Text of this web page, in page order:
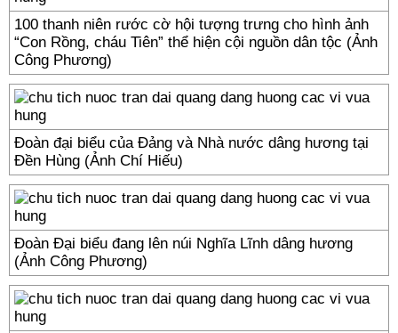
100 thanh niên rước cờ hội tượng trưng cho hình ảnh
“Con Rồng, cháu Tiên” thể hiện cội nguồn dân tộc (Ảnh
Công Phương)
Đoàn đại biểu của Đảng và Nhà nước dâng hương tại
Đền Hùng (Ảnh Chí Hiếu)
Đoàn Đại biểu đang lên núi Nghĩa Lĩnh dâng hương
(Ảnh Công Phương)